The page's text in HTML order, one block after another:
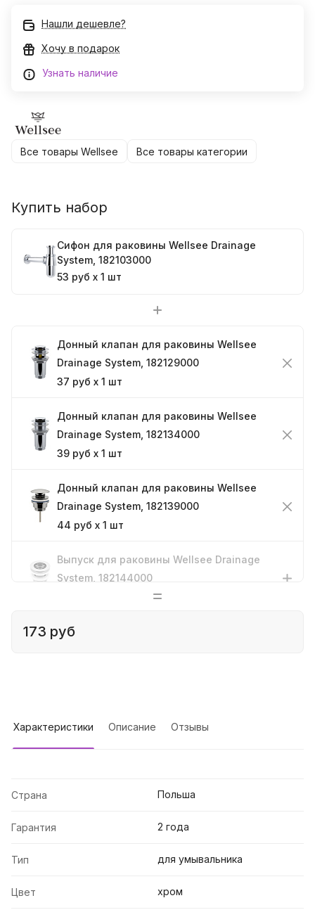
Нашли дешевле?
Хочу в подарок
Узнать наличие
Все товары Wellsee Все товары категории
Купить набор
Сифон для раковины Wellsee Drainage
System, 182103000
53 руб x 1 шт
Донный клапан для раковины Wellsee
Drainage System, 182129000
37 руб x 1 шт
Донный клапан для раковины Wellsee
Drainage System, 182134000
39 руб x 1 шт
Донный клапан для раковины Wellsee
Drainage System, 182139000
44 руб x 1 шт
Выпуск для раковины Wellsee Drainage
System, 182144000
Выпуск для раковины Wellsee Drainage
173 руб
Характеристики Описание Отзывы
Страна Польша
Гарантия 2 года
Тип для умывальника
Цвет хром